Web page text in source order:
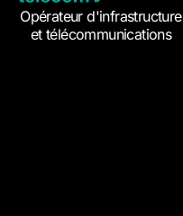
Opérateur d'infrastructure
et télécommunications